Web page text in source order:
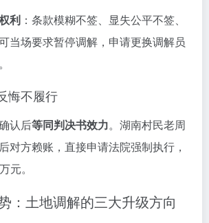
利 ：条款模糊不签、显失公平不签、
当场要求暂停调解，申请更换调解员
悔不履行
认后等同判决书效力。湖南村民老周
对方赖账，直接申请法院强制执行，
元。
：土地调解的三大升级方向